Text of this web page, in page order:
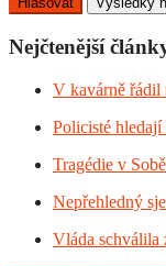
Nejčtenější
V kavárně řádil
Policisté
Tragédie v
Nepřehledný
Vláda schválila